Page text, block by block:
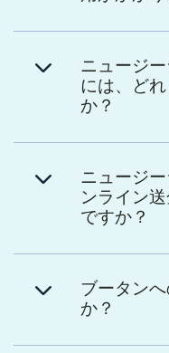
ニュージ
には、ど
か？
ニュージ
ンライン
ですか？
ブータン
か？